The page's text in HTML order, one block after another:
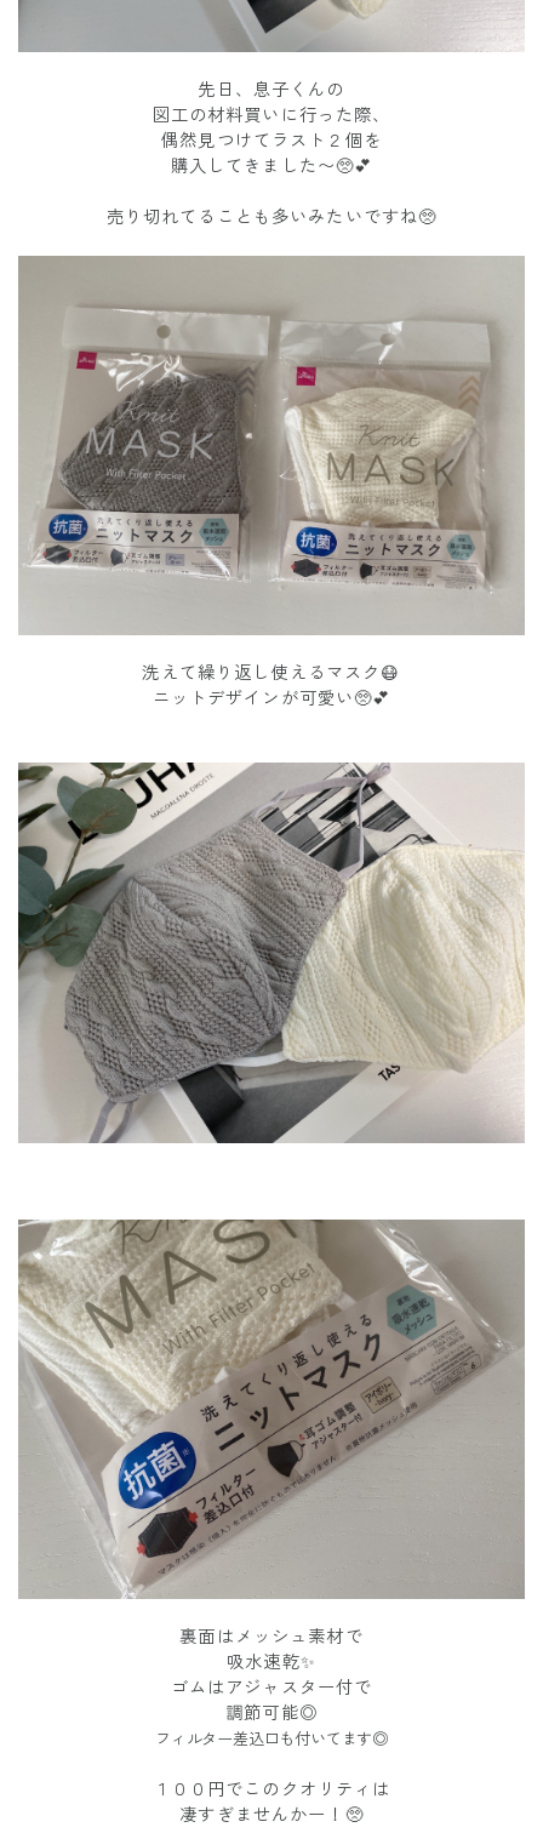
先日、息子くんの
図工の材料買いに行った際、
偶然見つけてラスト２個を
購入してきました〜🥺💕
売り切れてることも多いみたいですね🥺
洗えて繰り返し使えるマスク😷
ニットデザインが可愛い🥺💕
裏面はメッシュ素材で
吸水速乾✨
ゴムはアジャスター付で
調節可能◎
フィルター差込口も付いてます◎
１００円でこのクオリティは
凄すぎませんかー！🥺